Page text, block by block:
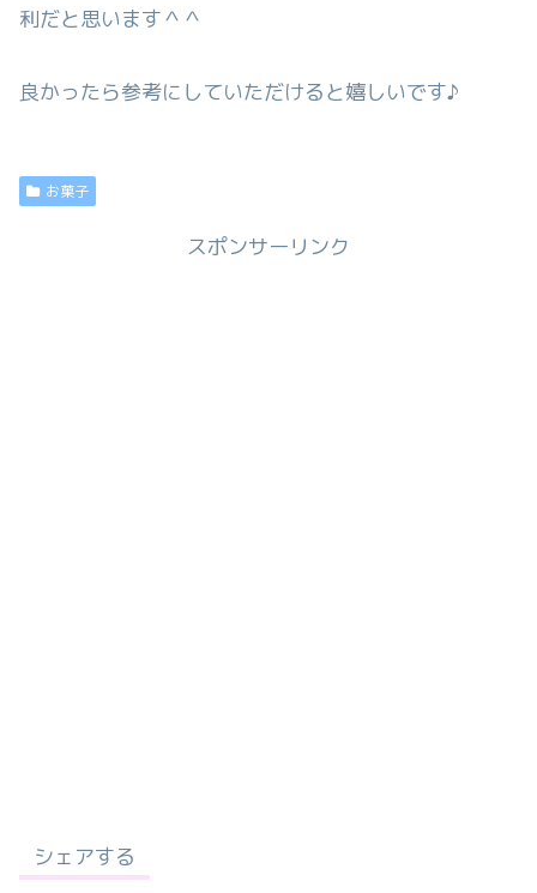
利だと思います＾＾
良かったら参考にしていただけると嬉しいです♪
お菓子
スポンサーリンク
シェアする